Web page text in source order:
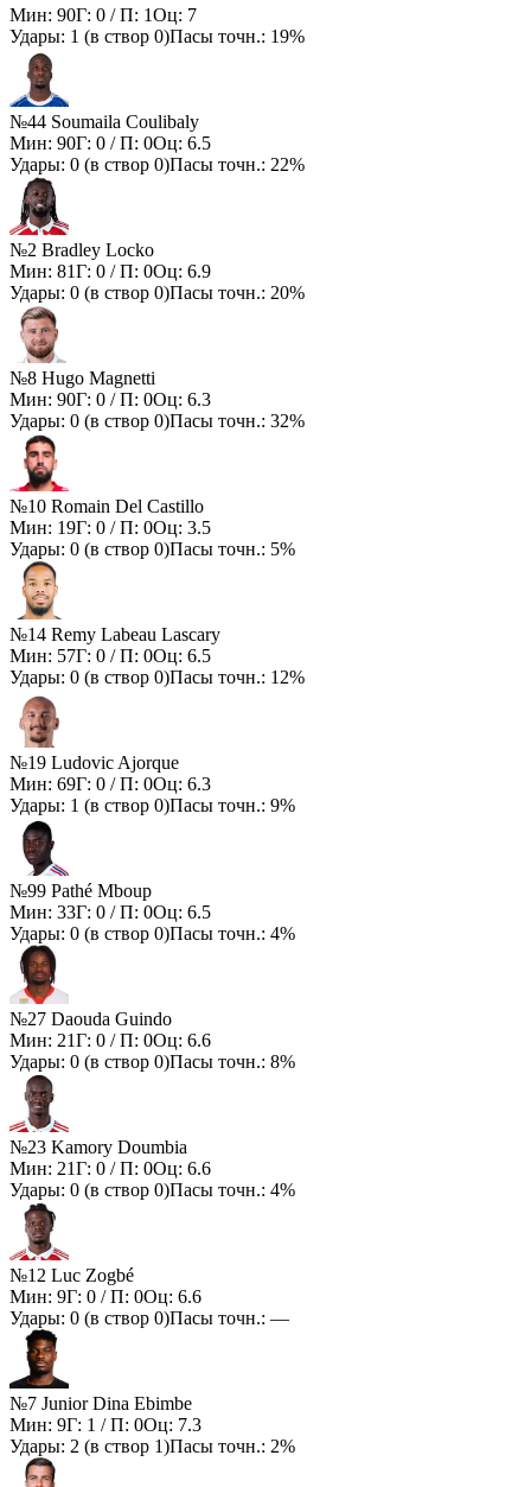
Мин: 90Г: 0 / П: 1Оц: 7
Удары: 1 (в створ 0)Пасы точн.: 19%
№44 Soumaila Coulibaly
Мин: 90Г: 0 / П: 0Оц: 6.5
Удары: 0 (в створ 0)Пасы точн.: 22%
№2 Bradley Locko
Мин: 81Г: 0 / П: 0Оц: 6.9
Удары: 0 (в створ 0)Пасы точн.: 20%
№8 Hugo Magnetti
Мин: 90Г: 0 / П: 0Оц: 6.3
Удары: 0 (в створ 0)Пасы точн.: 32%
№10 Romain Del Castillo
Мин: 19Г: 0 / П: 0Оц: 3.5
Удары: 0 (в створ 0)Пасы точн.: 5%
№14 Remy Labeau Lascary
Мин: 57Г: 0 / П: 0Оц: 6.5
Удары: 0 (в створ 0)Пасы точн.: 12%
№19 Ludovic Ajorque
Мин: 69Г: 0 / П: 0Оц: 6.3
Удары: 1 (в створ 0)Пасы точн.: 9%
№99 Pathé Mboup
Мин: 33Г: 0 / П: 0Оц: 6.5
Удары: 0 (в створ 0)Пасы точн.: 4%
№27 Daouda Guindo
Мин: 21Г: 0 / П: 0Оц: 6.6
Удары: 0 (в створ 0)Пасы точн.: 8%
№23 Kamory Doumbia
Мин: 21Г: 0 / П: 0Оц: 6.6
Удары: 0 (в створ 0)Пасы точн.: 4%
№12 Luc Zogbé
Мин: 9Г: 0 / П: 0Оц: 6.6
Удары: 0 (в створ 0)Пасы точн.: —
№7 Junior Dina Ebimbe
Мин: 9Г: 1 / П: 0Оц: 7.3
Удары: 2 (в створ 1)Пасы точн.: 2%